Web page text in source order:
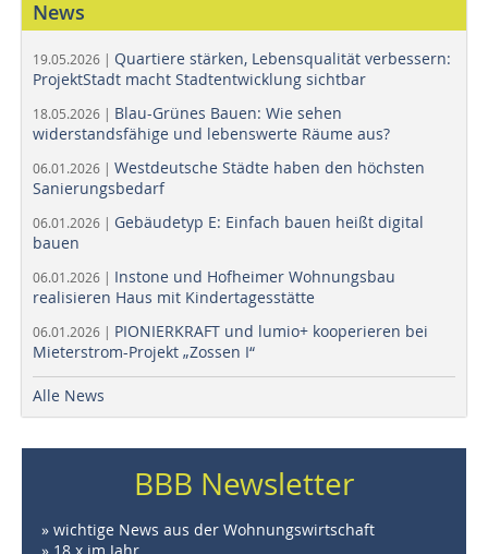
News
19.05.2026 | Quartiere stärken, Lebensqualität verbessern:
ProjektStadt macht Stadtentwicklung sichtbar
18.05.2026 | Blau-Grünes Bauen: Wie sehen
widerstandsfähige und lebenswerte Räume aus?
06.01.2026 | Westdeutsche Städte haben den höchsten
Sanierungsbedarf
06.01.2026 | Gebäudetyp E: Einfach bauen heißt digital
bauen
06.01.2026 | Instone und Hofheimer Wohnungsbau
realisieren Haus mit Kindertagesstätte
06.01.2026 | PIONIERKRAFT und lumio+ kooperieren bei
Mieterstrom-Projekt „Zossen I“
Alle News
BBB Newsletter
» wichtige News aus der Wohnungswirtschaft